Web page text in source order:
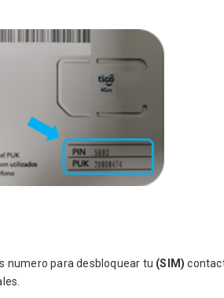
numero para desbloquear tu (SIM)